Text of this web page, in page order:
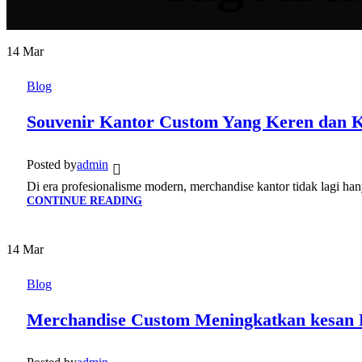
14 Mar
Blog
Souvenir Kantor Custom Yang Keren dan
Posted byadmin
Di era profesionalisme modern, merchandise kantor tidak lagi
CONTINUE READING
14 Mar
Blog
Merchandise Custom Meningkatkan